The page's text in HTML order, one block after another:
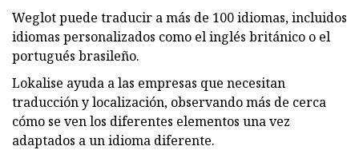
Weglot puede traducir a más de 100 idiomas, incluidos
idiomas personalizados como el inglés británico o el
portugués brasileño.
Lokalise ayuda a las empresas que necesitan
traducción y localización, observando más de cerca
cómo se ven los diferentes elementos una vez
adaptados a un idioma diferente.